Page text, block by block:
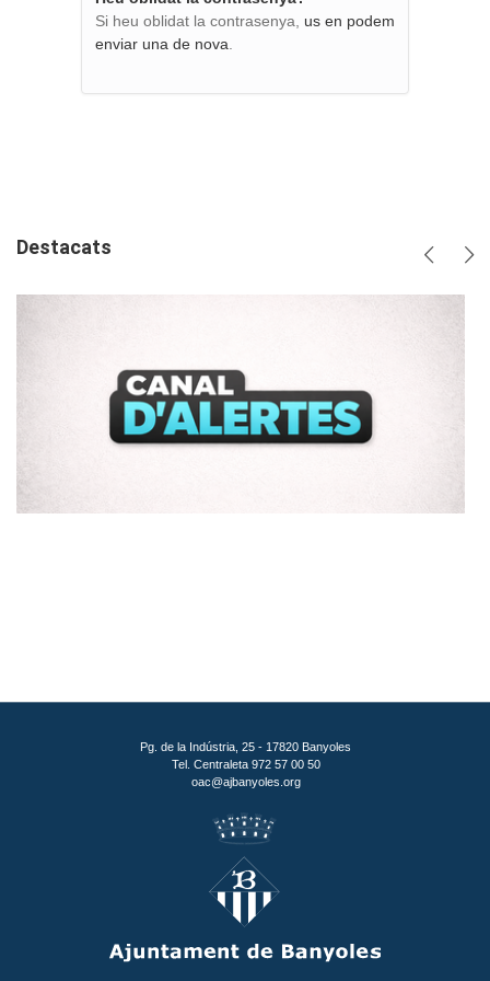
Si heu oblidat la contrasenya, us en podem
enviar una de nova
Destacats
Pg. de la Indústria, 25 - 17820 Banyoles
Tel. Centraleta 972 57 00 50
oac@ajbanyoles.org